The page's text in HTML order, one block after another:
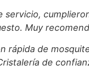
servicio,
Muy
rápida de
de